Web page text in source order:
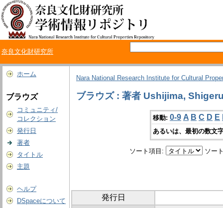
奈良文化財研究所
ホーム
ブラウズ
コミュニティ/
コレクション
発行日
著者
タイトル
主題
ヘルプ
DSpaceについて
Nara National Research Institute for Cultural
ブラウズ : 著者 Ushijima,
移動: 0-9 A B C D E
あるいは、最初の数文
ソート項目: ソー
発行日